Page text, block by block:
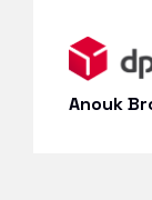
Anouk